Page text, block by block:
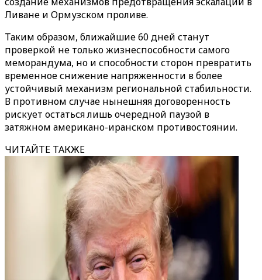
Ливане и Ормузском проливе.
Таким образом, ближайшие 60 дней станут
проверкой не только жизнеспособности самого
меморандума, но и способности сторон превратить
временное снижение напряженности в более
устойчивый механизм региональной стабильности.
В противном случае нынешняя договоренность
рискует остаться лишь очередной паузой в
затяжном американо-иранском противостоянии.
ЧИТАЙТЕ ТАКЖЕ